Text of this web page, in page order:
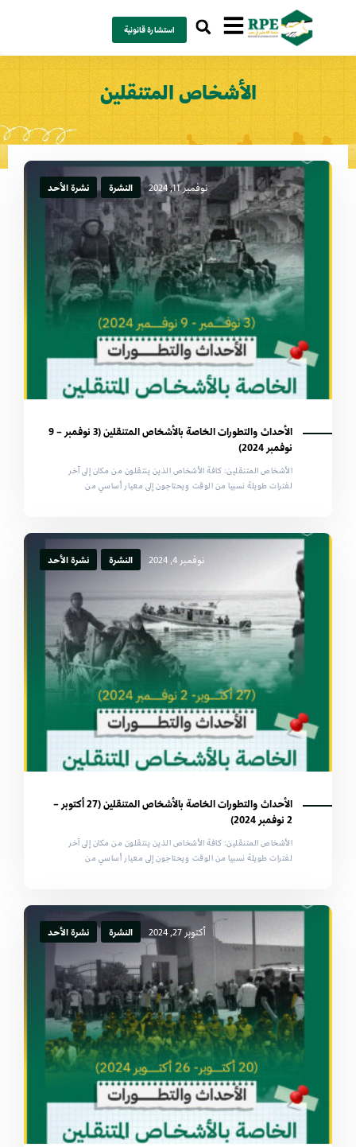
استشارة قانونية
الأشخاص المتنقلين
نوفمبر 11, 2024 النشرة نشرة الأحد
الأحداث والتطورات الخاصة بالأشخاص المتنقلين (3 نوفمبر – 9
نوفمبر 2024)
الأشخاص المتنقلين: كافة الأشخاص الذين ينتقلون من مكان إلى آخر
لفترات طويلة نسبيا من الوقت ويحتاجون إلى معيار أساسي من
نوفمبر 4, 2024 النشرة نشرة الأحد
الأحداث والتطورات الخاصة بالأشخاص المتنقلين (27 أكتوبر –
2 نوفمبر 2024)
الأشخاص المتنقلين: كافة الأشخاص الذين ينتقلون من مكان إلى آخر
لفترات طويلة نسبيا من الوقت ويحتاجون إلى معيار أساسي من
أكتوبر 27, 2024 النشرة نشرة الأحد